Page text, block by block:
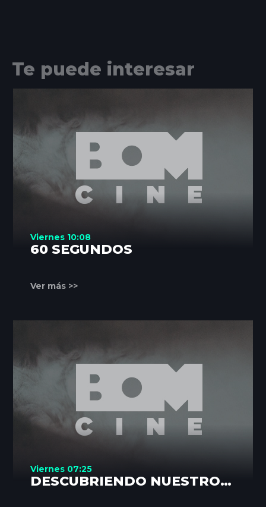
Te puede interesar
Viernes 10:08
60 SEGUNDOS
Ver más >>
Viernes 07:25
DESCUBRIENDO NUESTROS